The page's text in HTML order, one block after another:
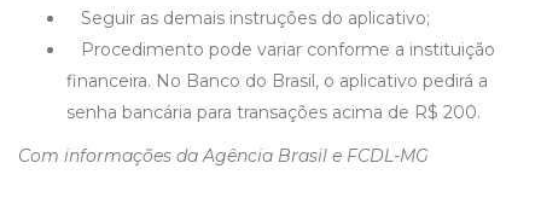
Seguir as demais instruções do aplicativo;
Procedimento pode variar conforme a instituição
financeira. No Banco do Brasil, o aplicativo pedirá a
senha bancária para transações acima de R$ 200.
Com informações da Agência Brasil e FCDL-MG